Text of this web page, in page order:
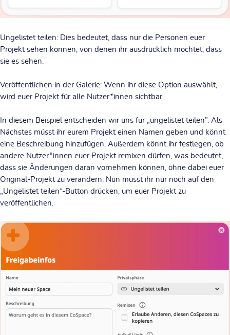
Ungelistet teilen: Dies bedeutet, dass nur die Personen euer
Projekt sehen können, von denen ihr ausdrücklich möchtet, dass
sie es sehen.
Veröffentlichen in der Galerie: Wenn ihr diese Option auswählt,
wird euer Projekt für alle Nutzer*innen sichtbar.
In diesem Beispiel entscheiden wir uns für „ungelistet teilen”. Als
Nächstes müsst ihr eurem Projekt einen Namen geben und könnt
eine Beschreibung hinzufügen. Außerdem könnt ihr festlegen, ob
andere Nutzer*innen euer Projekt remixen dürfen, was bedeutet,
dass sie Änderungen daran vornehmen können, ohne dabei euer
Original-Projekt zu verändern. Nun müsst ihr nur noch auf den
„Ungelistet teilen“-Button drücken, um euer Projekt zu
veröffentlichen.